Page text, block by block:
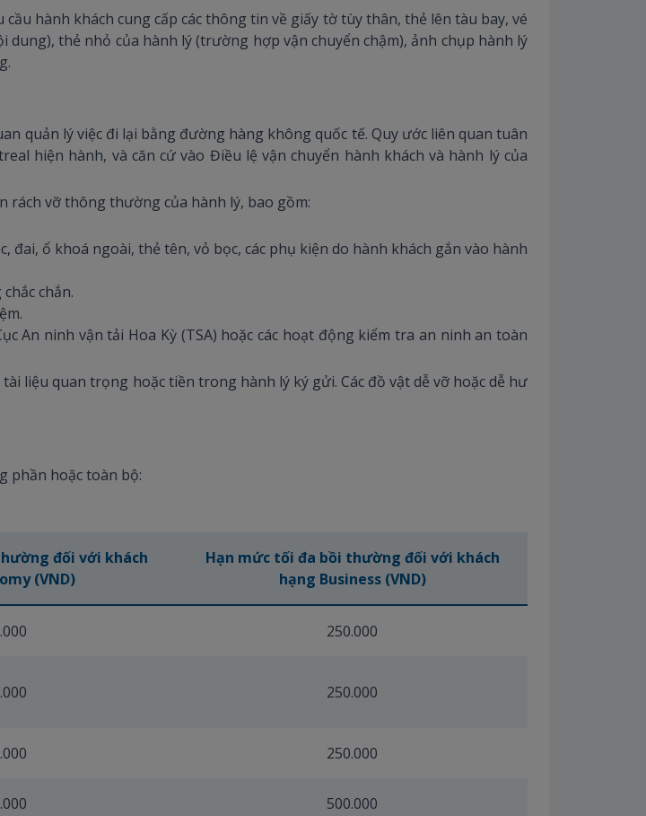
hành khách cung cấp các thông tin về giấy tờ tùy thân, thẻ lên tàu bay, vé
thẻ nhỏ của hành lý (trường hợp vận chuyển chậm), ảnh chụp hành lý
quản lý việc đi lại bằng đường hàng không quốc tế. Quy ước liên quan tuân
hiện hành, và căn cứ vào Điều lệ vận chuyển hành khách và hành lý của
rách vỡ thông thường của hành lý, bao gồm:
đai, ổ khoá ngoài, thẻ tên, vỏ bọc, các phụ kiện do hành khách gắn vào hành
chắn.
An ninh vận tải Hoa Kỳ (TSA) hoặc các hoạt động kiểm tra an ninh an toàn
liệu quan trọng hoặc tiền trong hành lý ký gửi. Các đồ vật dễ vỡ hoặc dễ hư
phần hoặc toàn bộ:
đối với khách
(VND)
Hạn mức tối đa bồi thường đối với khách
hạng Business (VND)
250.000
250.000
250.000
500.000